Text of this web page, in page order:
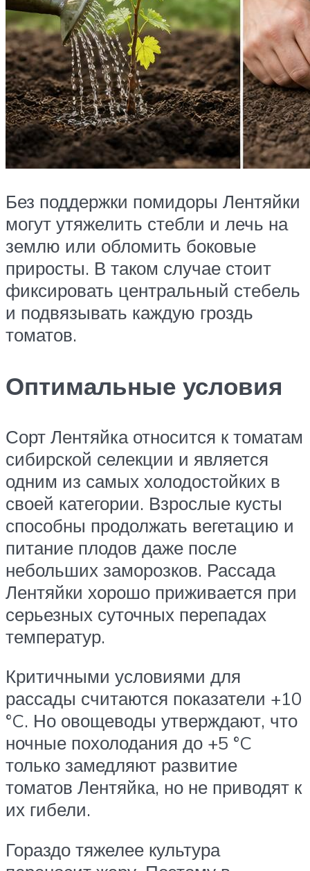
Без поддержки помидоры Лентяйки
могут утяжелить стебли и лечь на
землю или обломить боковые
приросты. В таком случае стоит
фиксировать центральный стебель
и подвязывать каждую гроздь
томатов.
Оптимальные условия
Сорт Лентяйка относится к томатам
сибирской селекции и является
одним из самых холодостойких в
своей категории. Взрослые кусты
способны продолжать вегетацию и
питание плодов даже после
небольших заморозков. Рассада
Лентяйки хорошо приживается при
серьезных суточных перепадах
температур.
Критичными условиями для
рассады считаются показатели +10
°C. Но овощеводы утверждают, что
ночные похолодания до +5 °C
только замедляют развитие
томатов Лентяйка, но не приводят к
их гибели.
Гораздо тяжелее культура